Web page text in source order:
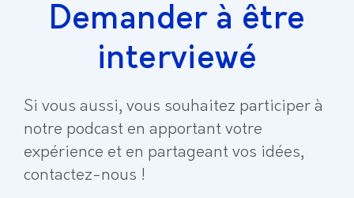
Demander à être
interviewé
Si vous aussi, vous souhaitez participer à
notre podcast en apportant votre
expérience et en partageant vos idées,
contactez-nous !